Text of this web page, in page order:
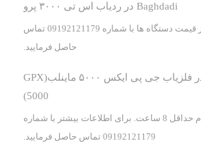
Baghdadi درردیاب اس تی ۳۰۰۰ پرو
برای اطلاع از قیمت دستگاه ها با شماره 09192121179 تماس
حاصل فرمایید.
فلزیاب جی پی ایکس ۵۰۰۰ ماینلب(GPX
5000)
سلام حداقل 8 ساعت. برای اطلاعات بیشتر با شماره
09192121179 تماس حاصل فرمایید.